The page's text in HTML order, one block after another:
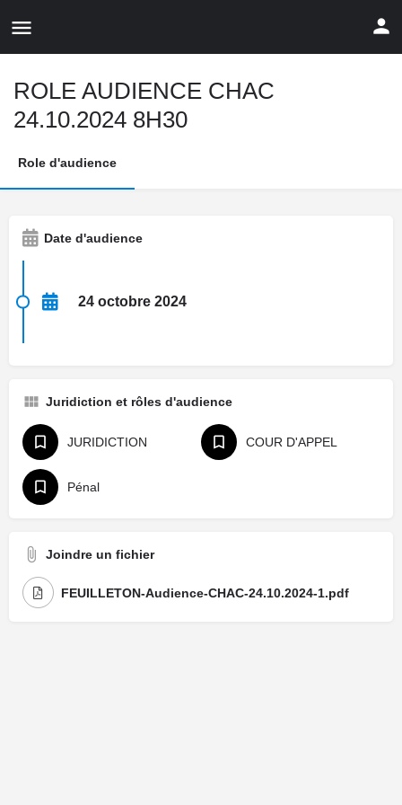
ROLE AUDIENCE CHAC
24.10.2024 8H30
Role d'audience
Date d'audience
24 octobre 2024
Juridiction et rôles d'audience
JURIDICTION COUR D'APPEL
Pénal
Joindre un fichier
FEUILLETON-Audience-CHAC-24.10.2024-1.pdf